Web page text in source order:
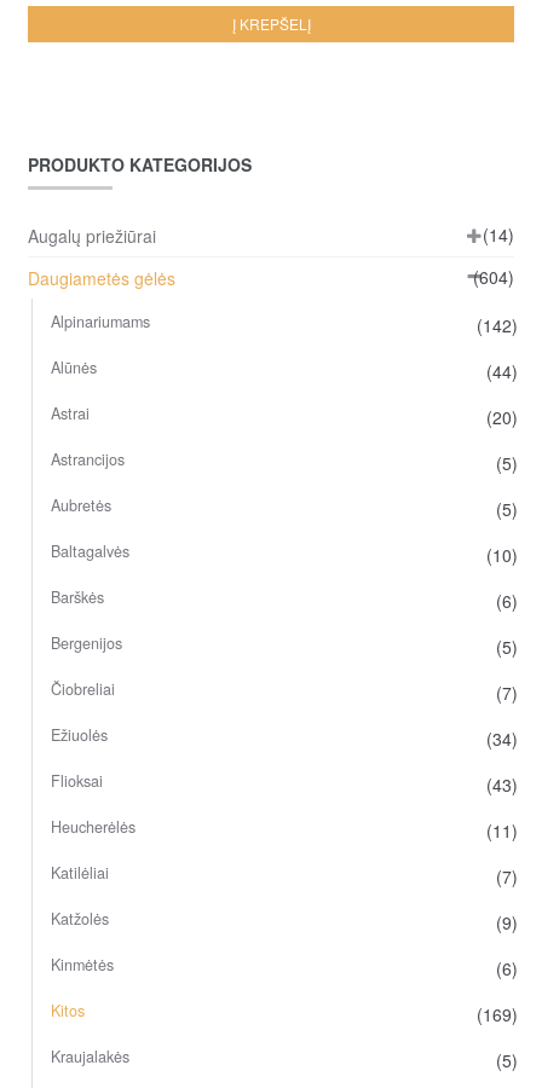
Į KREPŠELĮ
PRODUKTO KATEGORIJOS
Augalų priežiūrai
(14)
Daugiametės gėlės
(604)
Alpinariumams (142)
Alūnės (44)
Astrai (20)
Astrancijos (5)
Aubretės (5)
Baltagalvės (10)
Barškės (6)
Bergenijos (5)
Čiobreliai (7)
Ežiuolės (34)
Flioksai (43)
Heucherėlės (11)
Katilėliai (7)
Katžolės (9)
Kinmėtės (6)
Kitos (169)
Kraujalakės (5)